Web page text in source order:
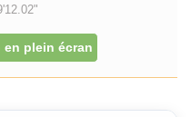
en plein écran